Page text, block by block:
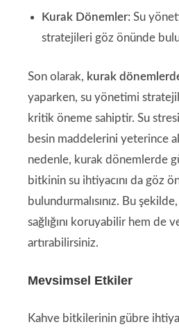
Kurak Dönemler: Su
stratejileri göz önünde
Son olarak, kurak
yaparken, su yönetimi
kritik öneme sahiptir. Su
besin maddelerini yeterince
nedenle, kurak dönemlerde
bitkinin su ihtiyacını da göz
bulundurmalısınız. Bu
sağlığını koruyabilir hem de
artırabilirsiniz.
Mevsimsel Etkiler
Kahve bitkilerinin gübre